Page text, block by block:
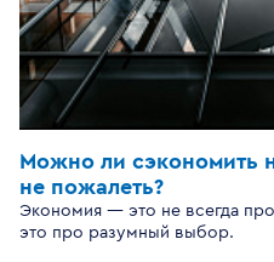
Можно ли сэкономить
не пожалеть?
Экономия — это не всегда
это про разумный выбор.